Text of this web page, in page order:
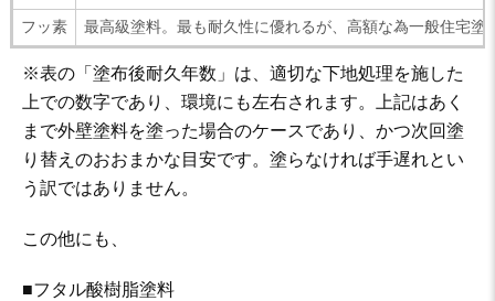
フッ素 最高級塗料。最も耐久性に優れるが、高額な為一般住宅塗
※表の「塗布後耐久年数」は、適切な下地処理を施した
上での数字であり、環境にも左右されます。上記はあく
まで外壁塗料を塗った場合のケースであり、かつ次回塗
り替えのおおまかな目安です。塗らなければ手遅れとい
う訳ではありません。
この他にも、
■フタル酸樹脂塗料